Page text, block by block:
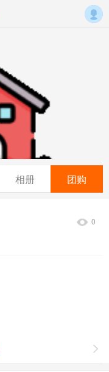
相册 团购
0